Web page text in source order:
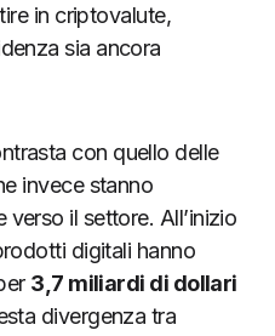
in criptovalute,
sia ancora
con quello delle
invece stanno
verso il settore. All’inizio
digitali hanno
3,7 miliardi di dollari
divergenza tra